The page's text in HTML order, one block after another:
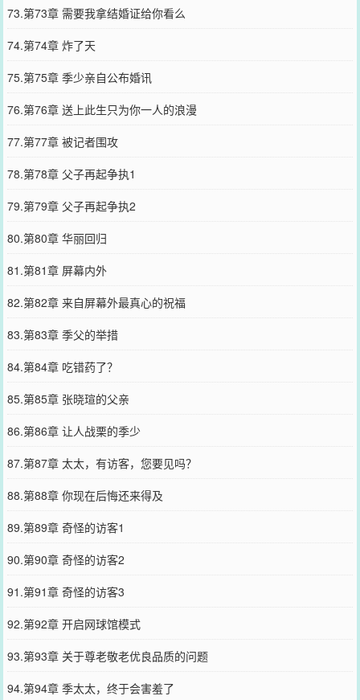
73.第73章 需要我拿结婚证给你看么
74.第74章 炸了天
75.第75章 季少亲自公布婚讯
76.第76章 送上此生只为你一人的浪漫
77.第77章 被记者围攻
78.第78章 父子再起争执1
79.第79章 父子再起争执2
80.第80章 华丽回归
81.第81章 屏幕内外
82.第82章 来自屏幕外最真心的祝福
83.第83章 季父的举措
84.第84章 吃错药了？
85.第85章 张晓瑄的父亲
86.第86章 让人战栗的季少
87.第87章 太太，有访客，您要见吗？
88.第88章 你现在后悔还来得及
89.第89章 奇怪的访客1
90.第90章 奇怪的访客2
91.第91章 奇怪的访客3
92.第92章 开启网球馆模式
93.第93章 关于尊老敬老优良品质的问题
94.第94章 季太太，终于会害羞了